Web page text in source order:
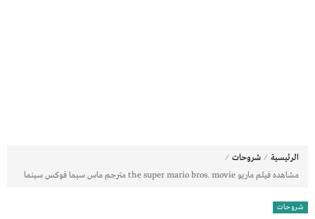
الرئيسية ⁄ شروحات ⁄
مشاهده فيلم ماريو the super mario bros. movie مترجم ماس سيما فوكس سينما
شروحات